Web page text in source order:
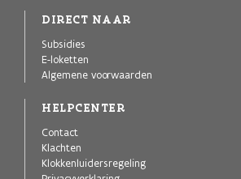
DIRECT NAAR
Subsidies
E-loketten
Algemene voorwaarden
HELPCENTER
Contact
Klachten
Klokkenluidersregeling